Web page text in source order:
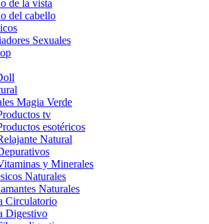
de la vista
del cabello
Sexuales
Magia Verde
tv
esotéricos
Natural
y Minerales
Naturales
Naturales
Circulatorio
Digestivo